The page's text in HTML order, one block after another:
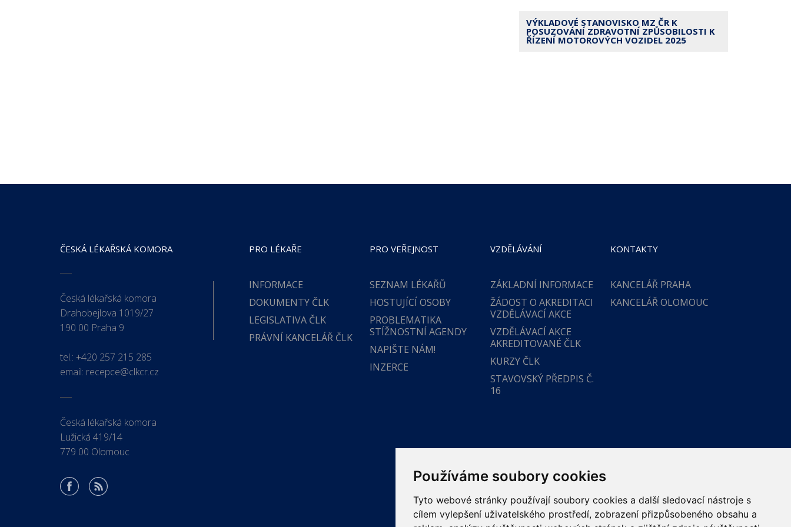
Používáme soubory cookies
Tyto webové stránky používají soubory cookies a další sledovací nástroje s
cílem vylepšení uživatelského prostředí, zobrazení přizpůsobeného obsahu a
VÝKLADOVÉ STANOVISKO MZ ČR K
POSUZOVÁNÍ ZDRAVOTNÍ ZPŮSOBILOSTI K
ŘÍZENÍ MOTOROVÝCH VOZIDEL 2025
ČESKÁ LÉKAŘSKÁ KOMORA
Česká lékařská komora
Drahobejlova 1019/27
190 00 Praha 9
tel.: +420 257 215 285
email: recepce@clkcr.cz
Česká lékařská komora
Lužická 419/14
779 00 Olomouc
PRO LÉKAŘE
INFORMACE
DOKUMENTY ČLK
LEGISLATIVA ČLK
PRÁVNÍ KANCELÁŘ ČLK
PRO VEŘEJNOST
SEZNAM LÉKAŘŮ
HOSTUJÍCÍ OSOBY
PROBLEMATIKA
STÍŽNOSTNÍ AGENDY
NAPIŠTE NÁM!
INZERCE
VZDĚLÁVÁNÍ
ZÁKLADNÍ INFORMACE
ŽÁDOST O AKREDITACI
VZDĚLÁVACÍ AKCE
VZDĚLÁVACÍ AKCE
AKREDITOVANÉ ČLK
KURZY ČLK
STAVOVSKÝ PŘEDPIS Č.
16
KONTAKTY
KANCELÁŘ PRAHA
KANCELÁŘ OLOMOUC